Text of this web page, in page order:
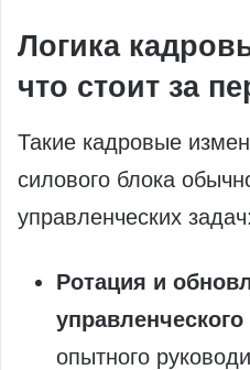
Логика
что стоит за
Такие кадровые
силового блока
управленческих задач:
Ротация и
управленческого
опытного